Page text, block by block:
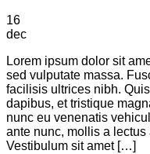
16
dec
Lorem ipsum dolor sit
sed vulputate massa.
facilisis ultrices nibh.
dapibus, et tristique
nunc eu venenatis
ante nunc, mollis a
Vestibulum sit amet […]